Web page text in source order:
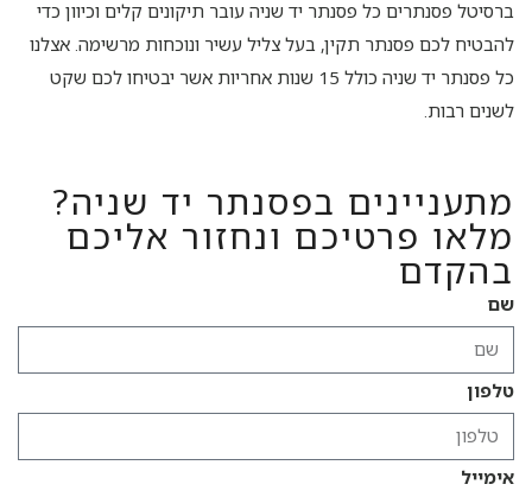
ברסיטל פסנתרים כל פסנתר יד שניה עובר תיקונים קלים וכיוון כדי
להבטיח לכם פסנתר תקין, בעל צליל עשיר ונוכחות מרשימה. אצלנו
כל פסנתר יד שניה כולל 15 שנות אחריות אשר יבטיחו לכם שקט
לשנים רבות.
מתעניינים בפסנתר יד שניה?
מלאו פרטיכם ונחזור אליכם
בהקדם
שם
טלפון
אימייל